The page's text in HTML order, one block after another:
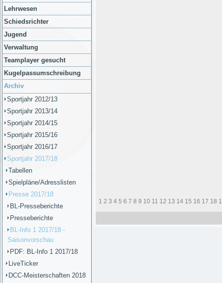
Lehrwesen
Schiedsrichter
Jugend
Verwaltung
Teamplayer gesucht
Kugelpassumschreibung
Archiv
Sportjahr 2012/13
Sportjahr 2013/14
Sportjahr 2014/15
Sportjahr 2015/16
Sportjahr 2016/17
Sportjahr 2017/18
Tabellen
Spielpläne/Adresslisten
Presse 2017/18
BL-Presseberichte
Presseberichte
BL-Info 1 2017/18 -
Saisonvorschau
PDF: BL-Info 1 2017/18
LiveTicker
DCC-Meisterschaften 2018
1 2 3 4 5 6 7 8 9 10 11 12 13 14 15 16 17 18